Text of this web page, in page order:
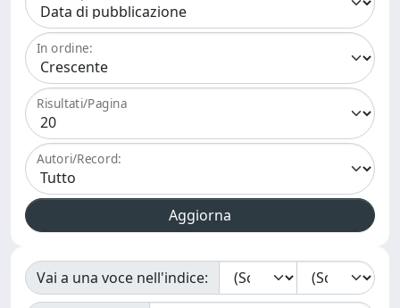
In ordine:
Risultati/Pagina
Autori/Record:
Vai a una voce nell'indice: